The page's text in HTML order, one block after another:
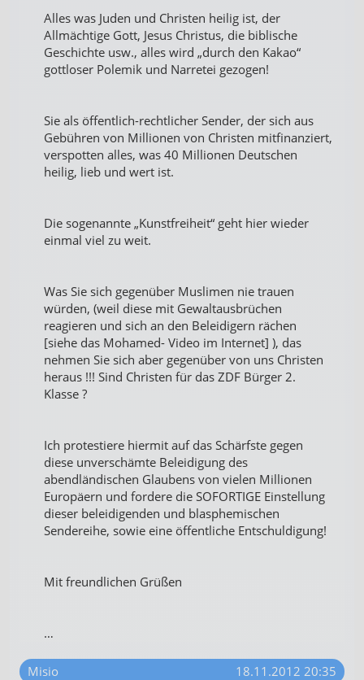
Alles was Juden und Christen heilig ist, der
Allmächtige Gott, Jesus Christus, die biblische
Geschichte usw., alles wird „durch den Kakao“
gottloser Polemik und Narretei gezogen!
Sie als öffentlich-rechtlicher Sender, der sich aus
Gebühren von Millionen von Christen mitfinanziert,
verspotten alles, was 40 Millionen Deutschen
heilig, lieb und wert ist.
Die sogenannte „Kunstfreiheit“ geht hier wieder
einmal viel zu weit.
Was Sie sich gegenüber Muslimen nie trauen
würden, (weil diese mit Gewaltausbrüchen
reagieren und sich an den Beleidigern rächen
[siehe das Mohamed- Video im Internet] ), das
nehmen Sie sich aber gegenüber von uns Christen
heraus !!! Sind Christen für das ZDF Bürger 2.
Klasse ?
Ich protestiere hiermit auf das Schärfste gegen
diese unverschämte Beleidigung des
abendländischen Glaubens von vielen Millionen
Europäern und fordere die SOFORTIGE Einstellung
dieser beleidigenden und blasphemischen
Sendereihe, sowie eine öffentliche Entschuldigung!
Mit freundlichen Grüßen
…
Misio 18.11.2012 20:35